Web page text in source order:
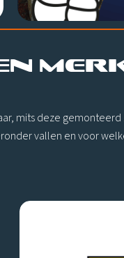
mits deze
vallen en voor